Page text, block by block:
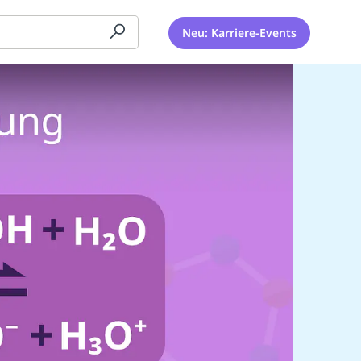
Neu: Karriere-Events